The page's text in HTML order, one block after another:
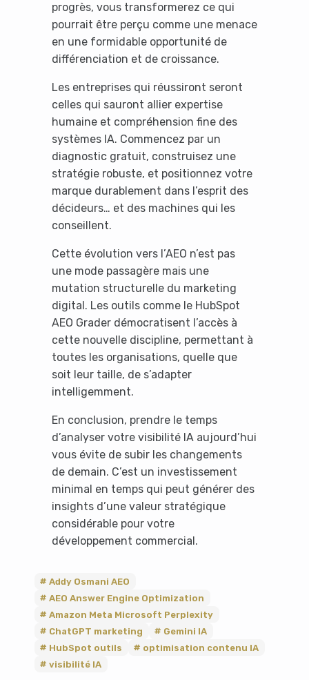
progrès, vous transformerez ce qui
pourrait être perçu comme une menace
en une formidable opportunité de
différenciation et de croissance.
Les entreprises qui réussiront seront
celles qui sauront allier expertise
humaine et compréhension fine des
systèmes IA. Commencez par un
diagnostic gratuit, construisez une
stratégie robuste, et positionnez votre
marque durablement dans l’esprit des
décideurs… et des machines qui les
conseillent.
Cette évolution vers l’AEO n’est pas
une mode passagère mais une
mutation structurelle du marketing
digital. Les outils comme le HubSpot
AEO Grader démocratisent l’accès à
cette nouvelle discipline, permettant à
toutes les organisations, quelle que
soit leur taille, de s’adapter
intelligemment.
En conclusion, prendre le temps
d’analyser votre visibilité IA aujourd’hui
vous évite de subir les changements
de demain. C’est un investissement
minimal en temps qui peut générer des
insights d’une valeur stratégique
considérable pour votre
développement commercial.
Addy Osmani AEO
AEO Answer Engine Optimization
Amazon Meta Microsoft Perplexity
ChatGPT marketing
Gemini IA
HubSpot outils
optimisation contenu IA
visibilité IA